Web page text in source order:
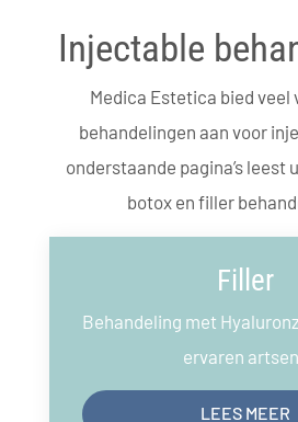
Injectable
Medica Estetica bied veel
behandelingen aan voor
onderstaande pagina’s leest
botox en filler
Filler
Behandeling met
ervaren
LEES MEER